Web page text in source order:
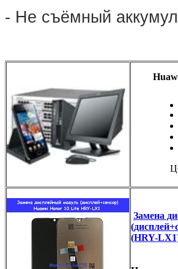
- Не съёмный
Цена:
Замена
(HRY-